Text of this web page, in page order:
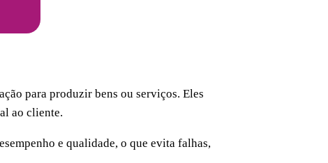
para produzir bens ou serviços. Eles
ao cliente.
e qualidade, o que evita falhas,